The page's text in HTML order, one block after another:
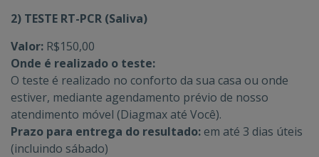
2) TESTE RT-PCR (Saliva)
Valor: R$150,00
Onde é realizado o teste:
O teste é realizado no conforto da sua casa ou onde
estiver, mediante agendamento prévio de nosso
atendimento móvel (Diagmax até Você).
Prazo para entrega do resultado: em até 3 dias úteis
(incluindo sábado)